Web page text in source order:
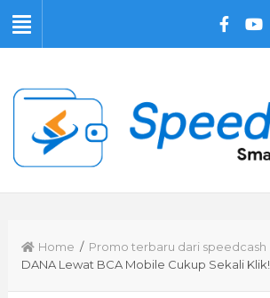
Home / Promo terbaru dari speedcash
DANA Lewat BCA Mobile Cukup Sekali Klik!